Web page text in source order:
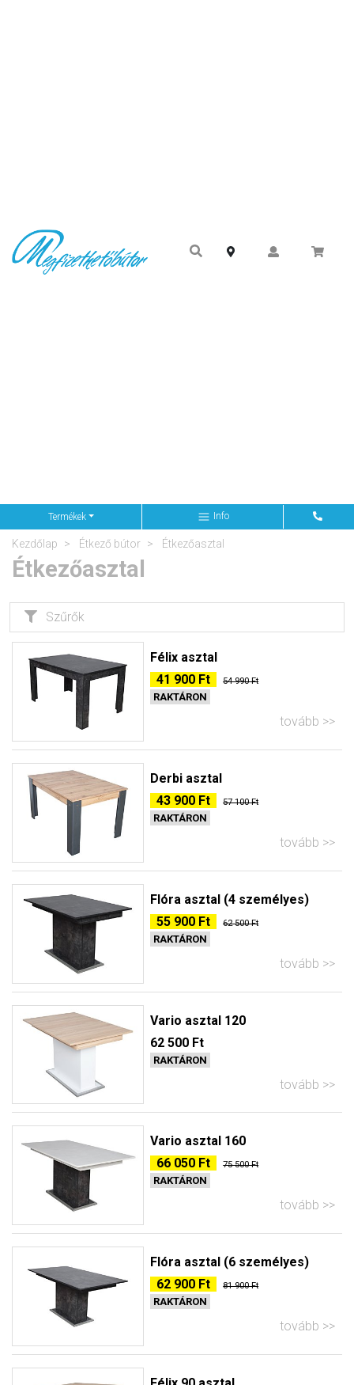
Termékek Info
Kezdőlap Étkező bútor Étkezőasztal
Étkezőasztal
Szűrők
Félix asztal
41 900 Ft
54 990 Ft
RAKTÁRON
tovább
Derbi asztal
43 900 Ft
57 100 Ft
RAKTÁRON
tovább
Flóra asztal (4 személyes)
55 900 Ft
62 500 Ft
RAKTÁRON
tovább
Vario asztal 120
62 500 Ft
RAKTÁRON
tovább
Vario asztal 160
66 050 Ft
75 500 Ft
RAKTÁRON
tovább
Flóra asztal (6 személyes)
62 900 Ft
81 900 Ft
RAKTÁRON
tovább